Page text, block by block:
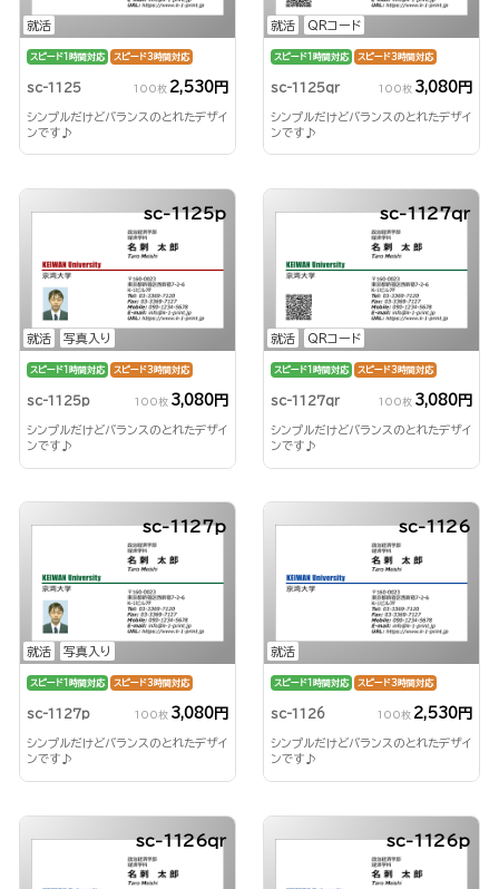
就活
スピード1時間対応 スピード3時間対応
sc-1125 100枚 2,530円
シンプルだけどバランスのとれたデザイ
ンです♪
就活 QRコード
スピード1時間対応 スピード3時間対応
sc-1125qr 100枚 3,080円
シンプルだけどバランスのとれたデザイ
ンです♪
就活 写真入り
sc-1125p
スピード1時間対応 スピード3時間対応
sc-1125p 100枚 3,080円
シンプルだけどバランスのとれたデザイ
ンです♪
就活 QRコード
sc-1127qr
スピード1時間対応 スピード3時間対応
sc-1127qr 100枚 3,080円
シンプルだけどバランスのとれたデザイ
ンです♪
就活 写真入り
sc-1127p
スピード1時間対応 スピード3時間対応
sc-1127p 100枚 3,080円
シンプルだけどバランスのとれたデザイ
ンです♪
就活
sc-1126
スピード1時間対応 スピード3時間対応
sc-1126 100枚 2,530円
シンプルだけどバランスのとれたデザイ
ンです♪
sc-1126qr sc-1126p